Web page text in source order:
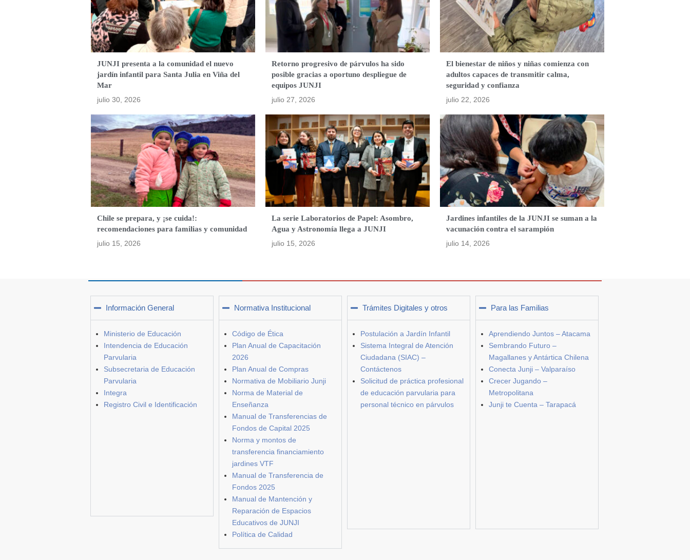
JUNJI presenta a la comunidad el nuevo
jardín infantil para Santa Julia en Viña del
Mar
julio 30, 2026
Retorno progresivo de párvulos ha sido
posible gracias a oportuno despliegue de
equipos JUNJI
julio 27, 2026
El bienestar de niños y niñas comienza con
adultos capaces de transmitir calma,
seguridad y confianza
julio 22, 2026
Chile se prepara, y ¡se cuida!:
recomendaciones para familias y comunidad
julio 15, 2026
La serie Laboratorios de Papel: Asombro,
Agua y Astronomía llega a JUNJI
julio 15, 2026
Jardines infantiles de la JUNJI se suman a la
vacunación contra el sarampión
julio 14, 2026
Información General
Ministerio de Educación
Intendencia de Educación
Parvularia
Subsecretaria de Educación
Parvularia
Integra
Registro Civil e Identificación
Normativa Institucional
Código de Ética
Plan Anual de Capacitación
2026
Plan Anual de Compras
Normativa de Mobiliario Junji
Norma de Material de
Enseñanza
Manual de Transferencias de
Fondos de Capital 2025
Norma y montos de
transferencia financiamiento
jardines VTF
Manual de Transferencia de
Fondos 2025
Manual de Mantención y
Reparación de Espacios
Educativos de JUNJI
Política de Calidad
Trámites Digitales y otros
Postulación a Jardín Infantil
Sistema Integral de Atención
Ciudadana (SIAC) –
Contáctenos
Solicitud de práctica profesional
de educación parvularia para
personal técnico en párvulos
Para las Familias
Aprendiendo Juntos – Atacama
Sembrando Futuro –
Magallanes y Antártica Chilena
Conecta Junji – Valparaíso
Crecer Jugando –
Metropolitana
Junji te Cuenta – Tarapacá